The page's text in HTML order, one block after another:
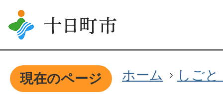
現在のページ ホーム しご